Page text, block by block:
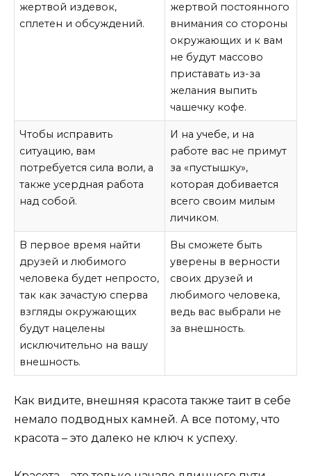
жертвой издевок,
сплетен и обсуждений.
жертвой постоянного
внимания со стороны
окружающих и к вам
не будут массово
приставать из-за
желания выпить
чашечку кофе.
Чтобы исправить
ситуацию, вам
потребуется сила воли, а
также усердная работа
над собой.
И на учебе, и на
работе вас не примут
за «пустышку»,
которая добивается
всего своим милым
личиком.
В первое время найти
друзей и любимого
человека будет непросто,
так как зачастую сперва
взгляды окружающих
будут нацелены
исключительно на вашу
внешность.
Вы сможете быть
уверены в верности
своих друзей и
любимого человека,
ведь вас выбрали не
за внешность.
Как видите, внешняя красота также таит в себе
немало подводных камней. А все потому, что
красота – это далеко не ключ к успеху.